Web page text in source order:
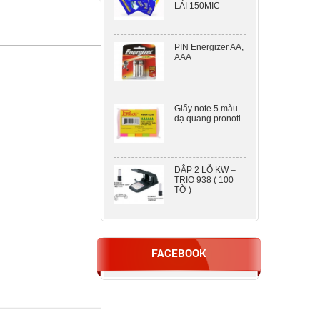
PIN Energizer AA,
AAA
Giấy note 5 màu
dạ quang pronoti
DẬP 2 LỖ KW –
TRIO 938 ( 100
TỜ )
Nhựa ép A5
Máy tính Casio fx-
FACEBOOK